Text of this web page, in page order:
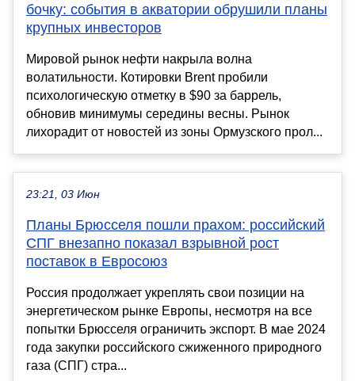
бочку: события в акватории обрушили планы
крупных инвесторов
Мировой рынок нефти накрыла волна
волатильности. Котировки Brent пробили
психологическую отметку в $90 за баррель,
обновив минимумы середины весны. Рынок
лихорадит от новостей из зоны Ормузского прол...
23:21, 03 Июн
Планы Брюсселя пошли прахом: российский
СПГ внезапно показал взрывной рост
поставок в Евросоюз
Россия продолжает укреплять свои позиции на
энергетическом рынке Европы, несмотря на все
попытки Брюсселя ограничить экспорт. В мае 2024
года закупки российского сжиженного природного
газа (СПГ) стра...